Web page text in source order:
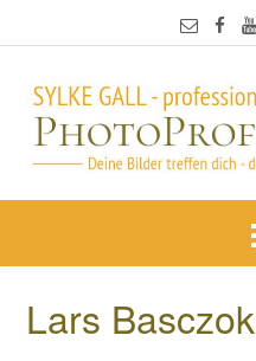
Lars Basczok